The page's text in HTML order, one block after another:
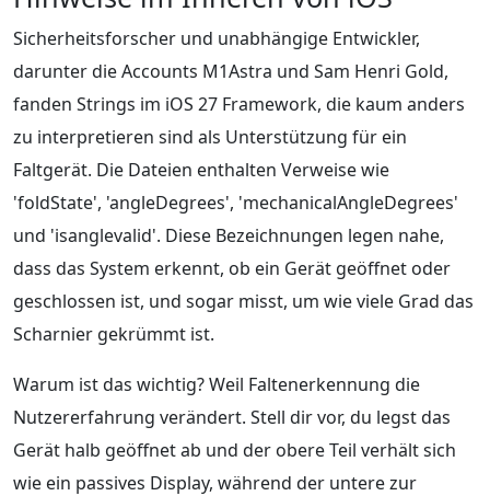
Sicherheitsforscher und unabhängige Entwickler,
darunter die Accounts M1Astra und Sam Henri Gold,
fanden Strings im iOS 27 Framework, die kaum anders
zu interpretieren sind als Unterstützung für ein
Faltgerät. Die Dateien enthalten Verweise wie
'foldState', 'angleDegrees', 'mechanicalAngleDegrees'
und 'isanglevalid'. Diese Bezeichnungen legen nahe,
dass das System erkennt, ob ein Gerät geöffnet oder
geschlossen ist, und sogar misst, um wie viele Grad das
Scharnier gekrümmt ist.
Warum ist das wichtig? Weil Faltenerkennung die
Nutzererfahrung verändert. Stell dir vor, du legst das
Gerät halb geöffnet ab und der obere Teil verhält sich
wie ein passives Display, während der untere zur